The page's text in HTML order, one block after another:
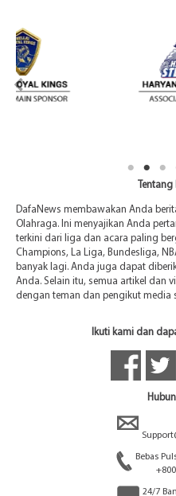
DafaNews membawakan Anda
Olahraga. Ini menyajikan Anda
terkini dari liga dan acara paling
Champions, La Liga, Bundesliga,
banyak lagi. Anda juga dapat
Anda. Selain itu, semua artikel dan
dengan teman dan pengikut media
Ikuti kami dan
Bebas
24/7